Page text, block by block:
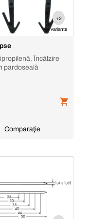
+2
variante
Încălzire
pardoseală
Comparaţie